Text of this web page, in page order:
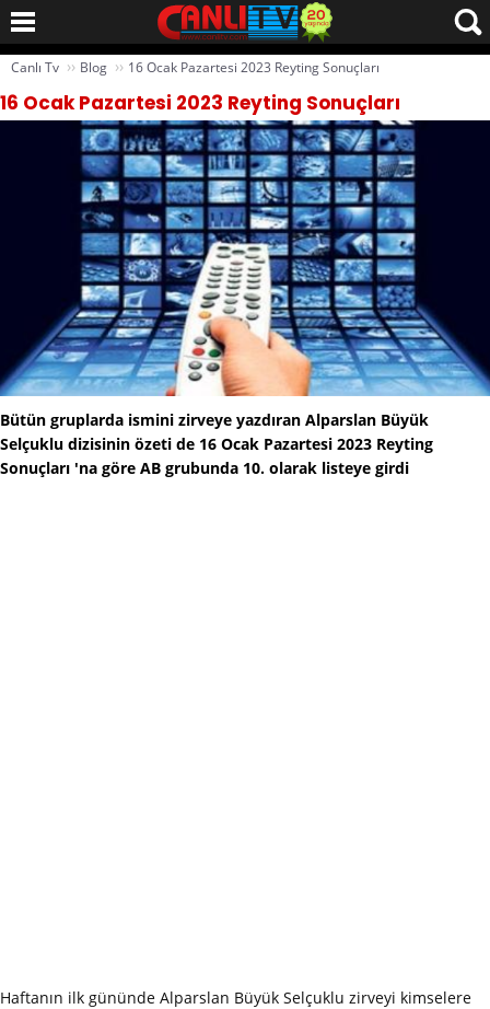
Canlı Tv ›› Blog ›› 16 Ocak Pazartesi 2023 Reyting Sonuçları
16 Ocak Pazartesi 2023 Reyting Sonuçları
Bütün gruplarda ismini zirveye yazdıran Alparslan Büyük
Selçuklu dizisinin özeti de 16 Ocak Pazartesi 2023 Reyting
Sonuçları 'na göre AB grubunda 10. olarak listeye girdi
Haftanın ilk gününde Alparslan Büyük Selçuklu zirveyi kimselere